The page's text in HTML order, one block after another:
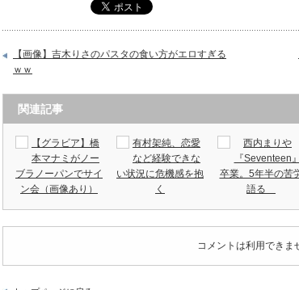
【画像】吉木りさのパスタの食い方がエロすぎる
ｗｗ
関連記事
【グラビア】橋
本マナミがノー
ブラノーパンでサイ
ン会（画像あり）
有村架純、恋愛
など経験できな
い状況に危機感を抱
く
西内まりや
『Seventeen』
卒業。5年半の苦
語る
コメントは利用できま